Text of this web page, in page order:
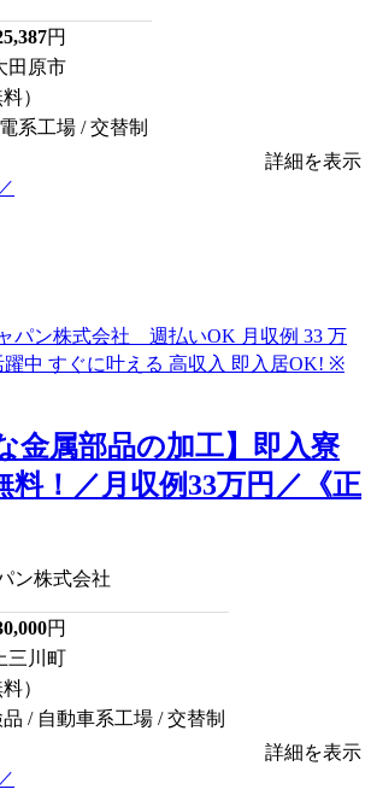
円
田原市
）
系工場 / 交替制
詳細を表示
金属部品の加工】即入寮
！／月収例33万円／《正
ン株式会社
円
三川町
）
/ 自動車系工場 / 交替制
詳細を表示